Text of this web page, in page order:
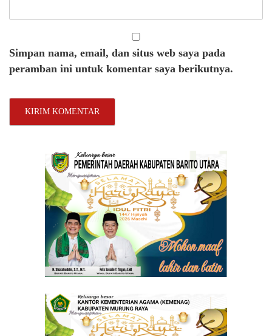
Simpan nama, email, dan situs web saya pada
peramban ini untuk komentar saya berikutnya.